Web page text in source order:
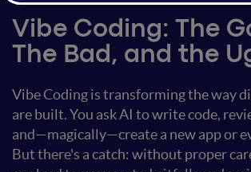
Vibe Coding: The
The Bad, and the
Vibe Coding is transforming the way
are built. You ask AI to write code,
and—magically—create a new app or
But there's a catch: without proper